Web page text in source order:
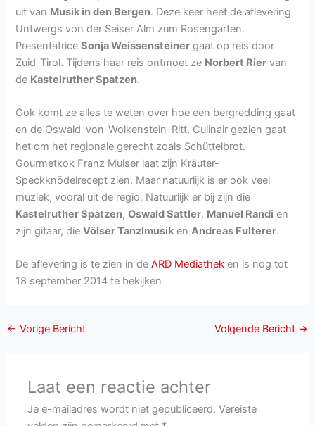
uit van Musik in den Bergen. Deze keer heet de aflevering
Untwergs von der Seiser Alm zum Rosengarten.
PresentatriceSonja Weissensteiner gaat op reis door
Zuid-Tirol. Tijdens haar reis ontmoet ze Norbert Rier van
de Kastelruther Spatzen.
Ook komt ze alles te weten over hoe een bergredding gaat
en de Oswald-von-Wolkenstein-Ritt. Culinair gezien gaat
het om het regionale gerecht zoals Schüttelbrot.
Gourmetkok Franz Mulser laat zijn Kräuter-
Speckknödelrecept zien. Maar natuurlijk is er ook veel
muziek, vooral uit de regio. Natuurlijk er bij zijn die
Kastelruther Spatzen,Oswald Sattler, Manuel Randi en
zijn gitaar, dieVölser Tanzlmusik enAndreas Fulterer.
De aflevering is te zien in deARD Mediathek en is nog tot
18 september 2014 te bekijken
← Vorige Bericht Volgende Bericht →
Laat een reactie achter
Je e-mailadres wordt niet gepubliceerd. Vereiste